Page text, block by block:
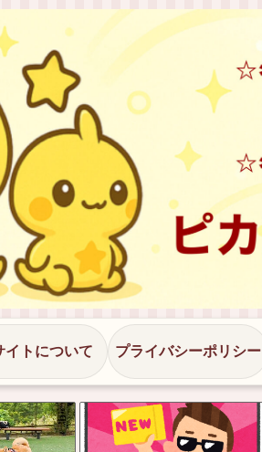
イトについて プライバシーポリシー